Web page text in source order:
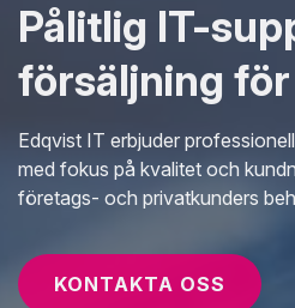
Pålitlig IT-
försäljning
Edqvist IT erbjuder
med fokus på kvalitet och
företags- och privatkunders
KONTAKTA OSS